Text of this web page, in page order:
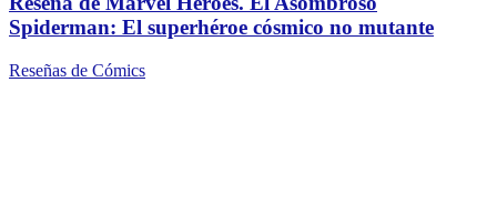
Spiderman: El superhéroe cósmico no mutante
Reseñas de Cómics